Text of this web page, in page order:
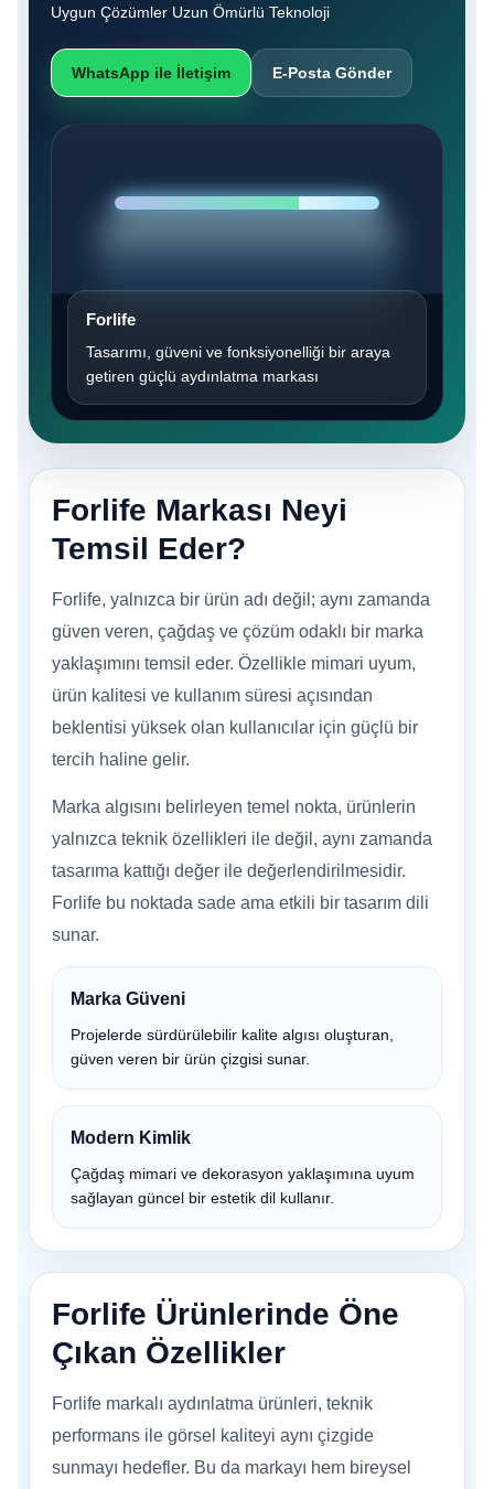
Uygun Çözümler Uzun Ömürlü Teknoloji
WhatsApp ile İletişim E-Posta Gönder
Forlife
Tasarımı, güveni ve fonksiyonelliği bir araya
getiren güçlü aydınlatma markası
Forlife Markası Neyi
Temsil Eder?
Forlife, yalnızca bir ürün adı değil; aynı zamanda
güven veren, çağdaş ve çözüm odaklı bir marka
yaklaşımını temsil eder. Özellikle mimari uyum,
ürün kalitesi ve kullanım süresi açısından
beklentisi yüksek olan kullanıcılar için güçlü bir
tercih haline gelir.
Marka algısını belirleyen temel nokta, ürünlerin
yalnızca teknik özellikleri ile değil, aynı zamanda
tasarıma kattığı değer ile değerlendirilmesidir.
Forlife bu noktada sade ama etkili bir tasarım dili
sunar.
Marka Güveni
Projelerde sürdürülebilir kalite algısı oluşturan,
güven veren bir ürün çizgisi sunar.
Modern Kimlik
Çağdaş mimari ve dekorasyon yaklaşımına uyum
sağlayan güncel bir estetik dil kullanır.
Forlife Ürünlerinde Öne
Çıkan Özellikler
Forlife markalı aydınlatma ürünleri, teknik
performans ile görsel kaliteyi aynı çizgide
sunmayı hedefler. Bu da markayı hem bireysel